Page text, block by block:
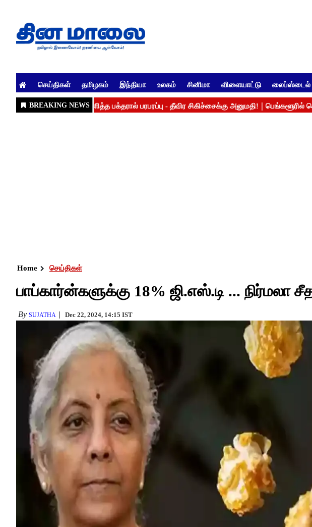
செய்திகள் தமிழகம் இந்தியா உலகம் சினிமா விளையாட்டு லைப்ஸ்டைல்
Home செய்திகள்
பாப்கார்ன்களுக்கு 18% ஜி.எஸ்.டி ... நிர்மலா
By SUJATHA Dec 22, 2024, 14:15 IST